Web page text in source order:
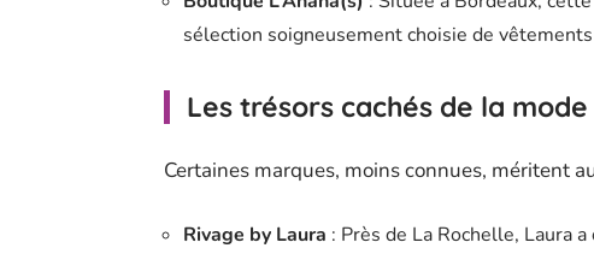
sélection soigneusement choisie de
Les trésors cachés de la
Certaines marques, moins connues, méritent
Rivage by Laura : Près de La Rochelle, Laura